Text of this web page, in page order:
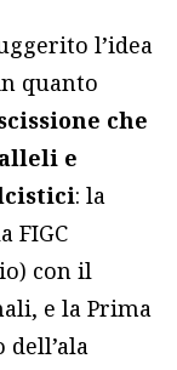
l’idea
quanto
che
e
: la
FIGC
con il
e la Prima